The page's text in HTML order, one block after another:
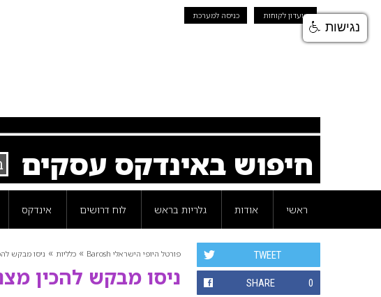
מועדון לקוחות כניסה למערכת
חיפוש באינדקס עסקים
ראשי אודות גלריות בראש לוח דרושים אינדקס
פורטל היופי הישראלי Barosh » כלליות » ניסו מבקש
ניסו מבקש להכין
TWEET
SHARE 0
נגישות